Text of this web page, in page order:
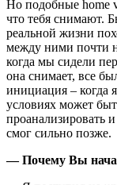
Но подобные home
что тебя снимают.
реальной жизни
между ними почти
когда мы сидели
она снимает, все
инициация – когда
условиях может
проанализировать
смог сильно позже.
— Почему Вы